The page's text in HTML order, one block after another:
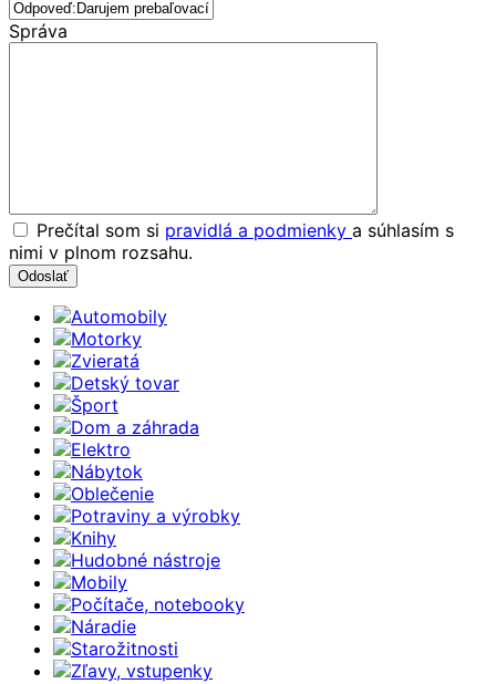
Správa
Prečítal som si pravidlá a podmienky a súhlasím s
nimi v plnom rozsahu.
Automobily
Motorky
Zvieratá
Detský tovar
Šport
Dom a záhrada
Elektro
Nábytok
Oblečenie
Potraviny a výrobky
Knihy
Hudobné nástroje
Mobily
Počítače, notebooky
Náradie
Starožitnosti
Zľavy, vstupenky